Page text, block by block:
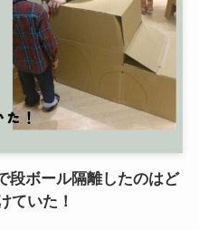
段ボール隔離したのはど
ていた！